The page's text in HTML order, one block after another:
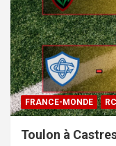
FRANCE-MONDE
Toulon à